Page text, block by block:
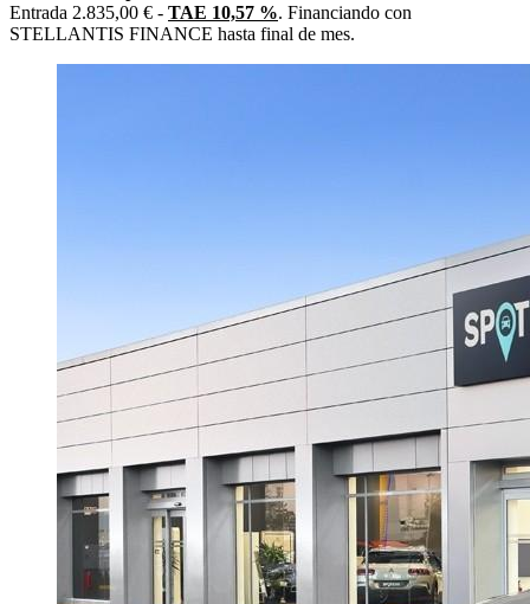
Entrada 2.835,00 € - TAE 10,57 %. Financiando con
STELLANTIS FINANCE hasta final de mes.